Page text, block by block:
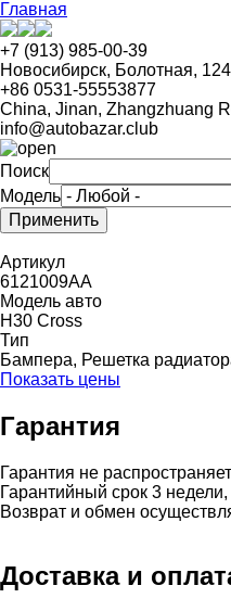
Перейти
к
основному
содержанию
Главная
+7 (913) 985-00-39
Новосибирск, Болотная,
+86 0531-55553877
China, Jinan, Zhangzhuang
info@autobazar.club
Поиск
Модель
Артикул
6121009AA
Модель авто
H30 Cross
Тип
Бампера, Решетка
Показать цены
Гарантия
Гарантия не
Гарантийный срок 3
Возврат и обмен
Доставка и